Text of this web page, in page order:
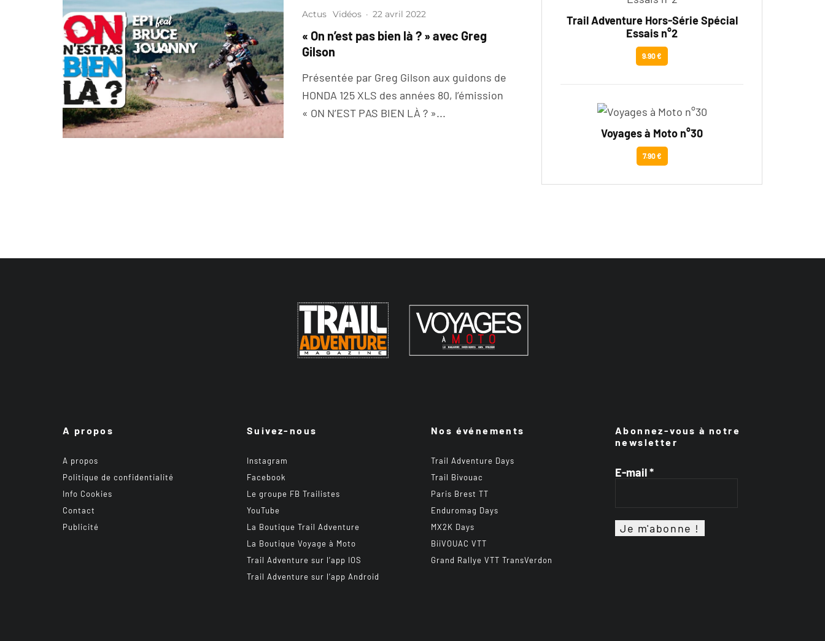
Actus Vidéos · 22 avril 2022
« On n’est pas bien là ? » avec Greg
Gilson
Présentée par Greg Gilson aux guidons de
HONDA 125 XLS des années 80, l’émission
« ON N’EST PAS BIEN LÀ ? »...
Trail Adventure Hors-Série Spécial
Essais n°2
9.90 €
Voyages à Moto n°30
7.90 €
A propos
A propos
Politique de confidentialité
Info Cookies
Contact
Publicité
Suivez-nous
Instagram
Facebook
Le groupe FB Trailistes
YouTube
La Boutique Trail Adventure
La Boutique Voyage à Moto
Trail Adventure sur l’app IOS
Trail Adventure sur l’app Android
Nos événements
Trail Adventure Days
Trail Bivouac
Paris Brest TT
Enduromag Days
MX2K Days
BiiVOUAC VTT
Grand Rallye VTT TransVerdon
Abonnez-vous à notre
newsletter
E-mail*